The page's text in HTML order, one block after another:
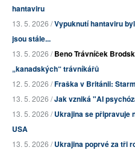
hantaviru
13. 5. 2026 /Vypuknutí hantaviru
jsou stále...
13. 5. 2026 /Beno Trávníček
„kanadských“ trávníkářů
12. 5. 2026 /Fraška v Británii:
13. 5. 2026 /Jak vzniká "AI
13. 5. 2026 /Ukrajina se připravuje
USA
13. 5. 2026 /Ukrajina poprvé za tři